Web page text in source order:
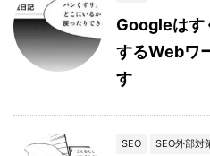
Googleはす
するWebワ
す
SEO SEO外部対